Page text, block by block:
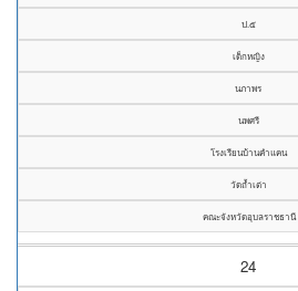
ป.๕
เด็กหญิง
นภาพร
นพศรี
โรงเรียนบ้านคำแคน
วัดถ้ำเต่า
คณะจังหวัดอุบลราชธานี
24